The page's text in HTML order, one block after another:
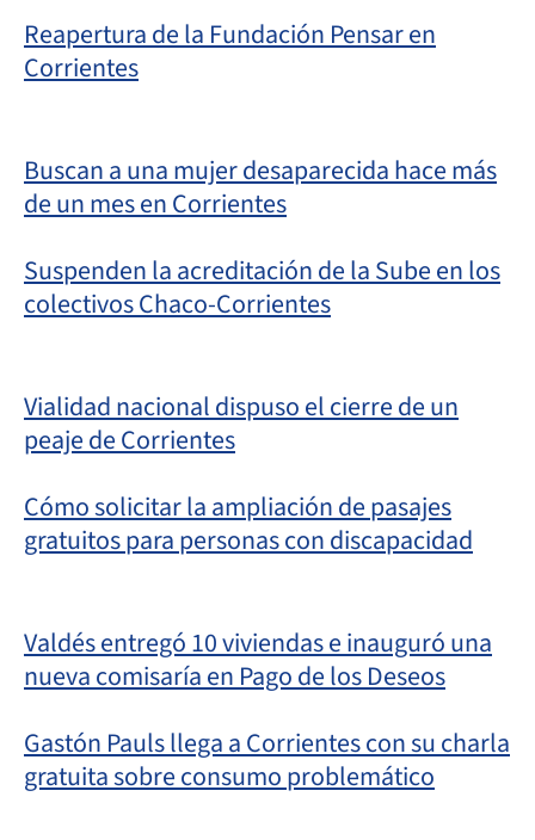
Reapertura de la Fundación Pensar en
Corrientes
Buscan a una mujer desaparecida hace más
de un mes en Corrientes
Suspenden la acreditación de la Sube en los
colectivos Chaco-Corrientes
Vialidad nacional dispuso el cierre de un
peaje de Corrientes
Cómo solicitar la ampliación de pasajes
gratuitos para personas con discapacidad
Valdés entregó 10 viviendas e inauguró una
nueva comisaría en Pago de los Deseos
Gastón Pauls llega a Corrientes con su charla
gratuita sobre consumo problemático